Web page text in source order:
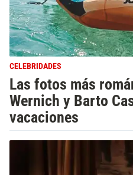
CELEBRIDADES
Las fotos más
Wernich y Barto
vacaciones